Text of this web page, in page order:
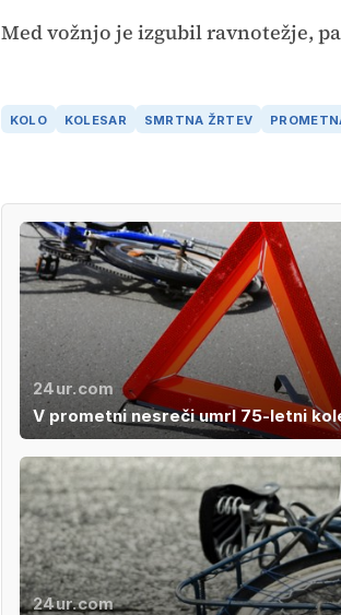
Med vožnjo je izgubil ravnotežje,
KOLO KOLESAR SMRTNA ŽRTEV
24ur.com
V prometni nesreči umrl 75-letni
24ur.com